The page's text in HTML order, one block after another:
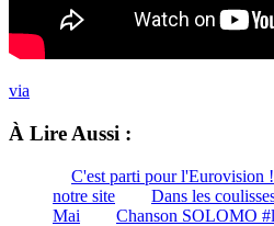
via
À Lire Aussi :
C'est parti pour l'Eurovision
notre site
Dans les
Mai
Chanson SOLOMO